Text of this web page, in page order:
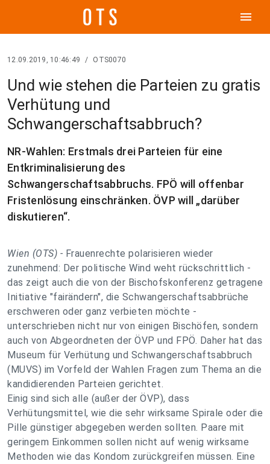
menu
12.09.2019, 10:46:49 / OTS0070
Und wie stehen die Parteien zu gratis
Verhütung und
Schwangerschaftsabbruch?
NR-Wahlen: Erstmals drei Parteien für eine
Entkriminalisierung des
Schwangerschaftsabbruchs. FPÖ will offenbar
Fristenlösung einschränken. ÖVP will „darüber
diskutieren“.
Wien (OTS) - Frauenrechte polarisieren wieder
zunehmend: Der politische Wind weht rückschrittlich -
das zeigt auch die von der Bischofskonferenz getragene
Initiative "fairändern", die Schwangerschaftsabbrüche
erschweren oder ganz verbieten möchte -
unterschrieben nicht nur von einigen Bischöfen, sondern
auch von Abgeordneten der ÖVP und FPÖ. Daher hat das
Museum für Verhütung und Schwangerschaftsabbruch
(MUVS) im Vorfeld der Wahlen Fragen zum Thema an die
kandidierenden Parteien gerichtet.
Einig sind sich alle (außer der ÖVP), dass
Verhütungsmittel, wie die sehr wirksame Spirale oder die
Pille günstiger abgegeben werden sollten. Paare mit
geringem Einkommen sollen nicht auf wenig wirksame
Methoden wie das Kondom zurückgreifen müssen. Eine